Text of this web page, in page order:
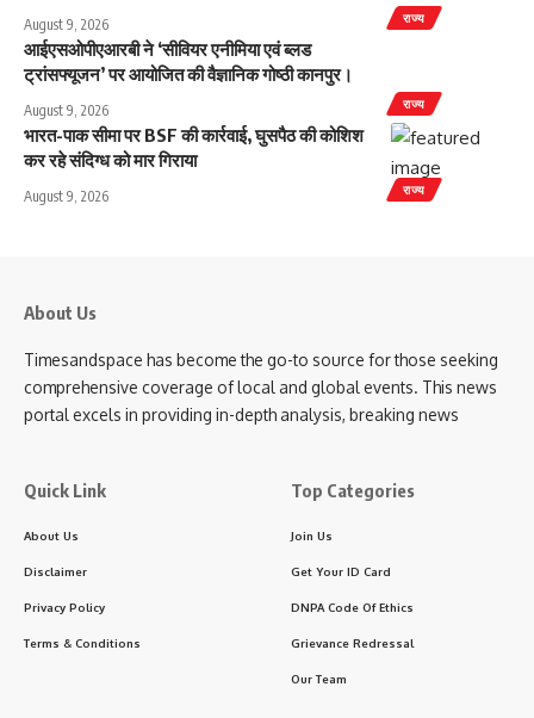
राज्य
August 9, 2026
राज्य
आईएसओपीएआरबी ने ‘सीवियर एनीमिया एवं ब्लड
ट्रांसफ्यूजन’ पर आयोजित की वैज्ञानिक गोष्ठी कानपुर।
August 9, 2026
राज्य
भारत-पाक सीमा पर BSF की कार्रवाई, घुसपैठ की कोशिश
कर रहे संदिग्ध को मार गिराया
August 9, 2026
About Us
Timesandspace has become the go-to source for those seeking
comprehensive coverage of local and global events. This news
portal excels in providing in-depth analysis, breaking news
Quick Link
About Us
Disclaimer
Privacy Policy
Terms & Conditions
Top Categories
Join Us
Get Your ID Card
DNPA Code Of Ethics
Grievance Redressal
Our Team